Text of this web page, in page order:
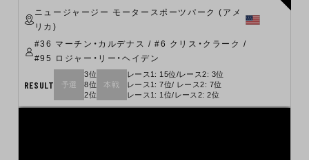
ニュージャージー モータースポーツパーク (アメ
リカ)
#36 マーチン・カルデナス / #6 クリス・クラーク /
#95 ロジャー・リー・ヘイデン
RESULT 予選
3位
8位
2位
本戦
レース1: 15位/レース2: 3位
レース1: 7位/ レース2: 7位
レース1: 1位/レース2: 2位